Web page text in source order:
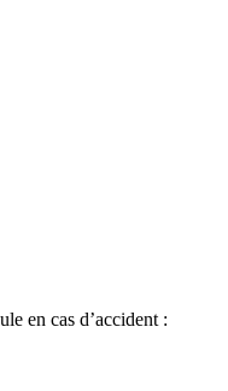
en cas d’accident :